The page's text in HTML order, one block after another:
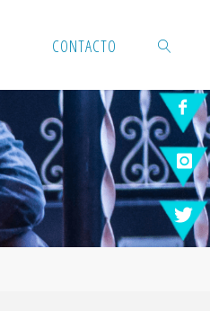
CONTACTO
BUSCAR